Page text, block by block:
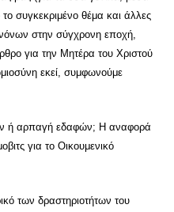
συγκεκριμένο θέμα και άλλες
στην σύγχρονη εποχή,
για την Μητέρα του Χριστού
εκεί, συμφωνούμε
ή αρπαγή εδαφών; Η αναφορά
για το Οικουμενικό
των δραστηριοτήτων του